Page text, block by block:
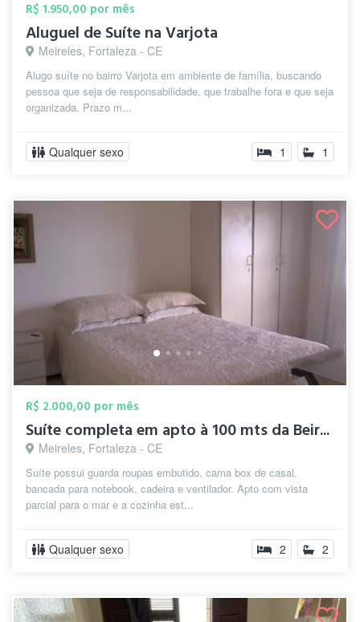
R$ 1.950,00 por mês
Aluguel de Suíte na Varjota
Meireles, Fortaleza - CE
Alugo suíte no bairro Varjota em ambiente de família, buscando
pessoa que seja de responsabilidade, que trabalhe fora e que seja
organizada. Prazo m...
Qualquer sexo 1 1
R$ 2.000,00 por mês
Suíte completa em apto à 100 mts da Beir...
Meireles, Fortaleza - CE
Suíte possui guarda roupas embutido, cama box de casal,
bancada para notebook, cadeira e ventilador. Apto com vista
parcial para o mar e a cozinha est...
Qualquer sexo 2 2